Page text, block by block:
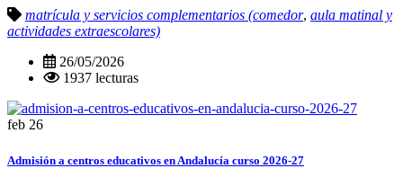
matrícula y servicios complementarios (comedor, aula matinal y
actividades extraescolares)
26/05/2026
1937 lecturas
feb 26
Admisión a centros educativos en Andalucía curso 2026-27